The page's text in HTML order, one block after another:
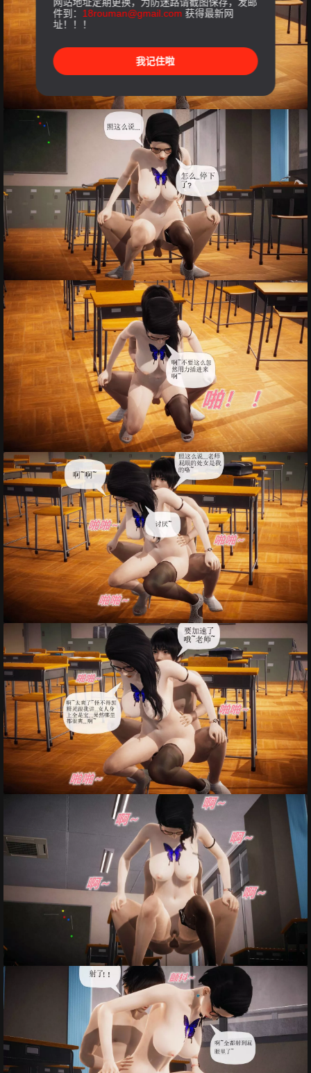
件到： 18rouman@gmail.com 获得最新网
址！！！
我记住啦